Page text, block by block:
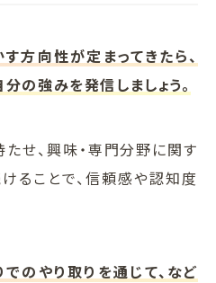
方向性が定まってきたら、
の強みを発信しましょう。
せ、興味・専門分野に関す
ることで、信頼感や認知度
のやり取りを通じて、など